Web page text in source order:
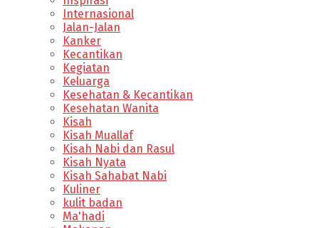
Internasional
Jalan-Jalan
Kanker
Kecantikan
Kegiatan
Keluarga
Kesehatan & Kecantikan
Kesehatan Wanita
Kisah
Kisah Muallaf
Kisah Nabi dan Rasul
Kisah Nyata
Kisah Sahabat Nabi
Kuliner
kulit badan
Ma'hadi